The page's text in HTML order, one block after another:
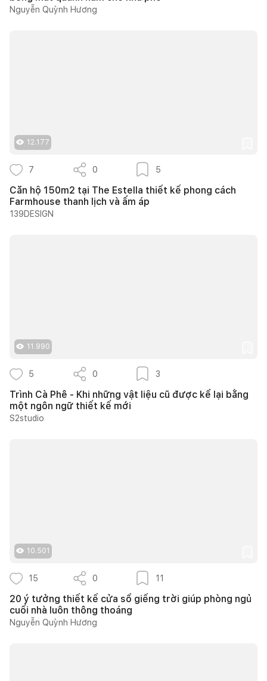
Nguyễn Quỳnh Hương
12.177
7 0 5
Căn hộ 150m2 tại The Estella thiết kế phong cách
Farmhouse thanh lịch và ấm áp
139DESIGN
11.990
5 0 3
Trình Cà Phê - Khi những vật liệu cũ được kể lại bằng
một ngôn ngữ thiết kế mới
S2studio
10.501
15 0 11
20 ý tưởng thiết kế cửa sổ giếng trời giúp phòng ngủ
cuối nhà luôn thông thoáng
Nguyễn Quỳnh Hương